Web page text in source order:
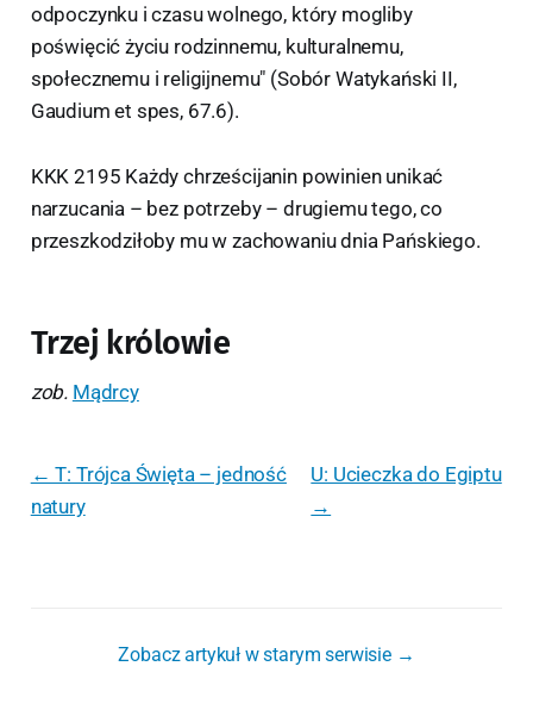
odpoczynku i czasu wolnego, który mogliby
poświęcić życiu rodzinnemu, kulturalnemu,
społecznemu i religijnemu" (Sobór Watykański II,
Gaudium et spes, 67.6).
KKK 2195 Każdy chrześcijanin powinien unikać
narzucania – bez potrzeby – drugiemu tego, co
przeszkodziłoby mu w zachowaniu dnia Pańskiego.
Trzej królowie
zob. Mądrcy
← T: Trójca Święta – jedność
natury
U: Ucieczka do Egiptu
→
Zobacz artykuł w starym serwisie →